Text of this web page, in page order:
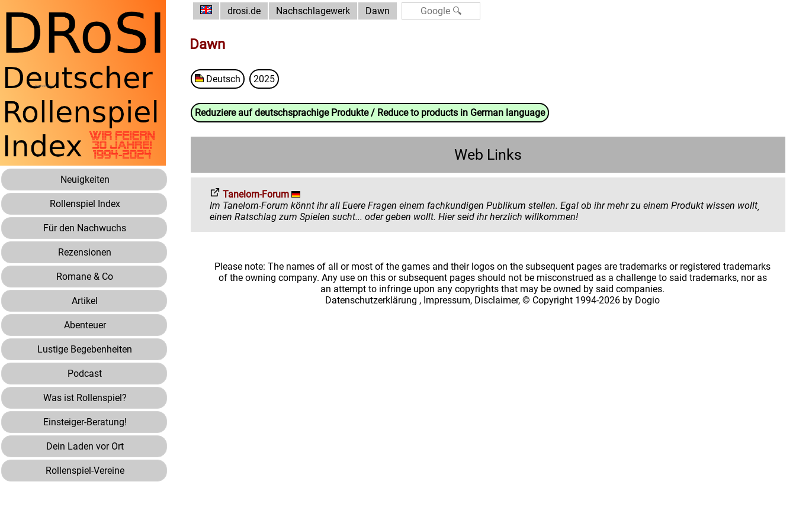
Neuigkeiten
Rollenspiel Index
Für den Nachwuchs
Rezensionen
Romane & Co
Artikel
Abenteuer
Lustige Begebenheiten
Podcast
Was ist Rollenspiel?
Einsteiger-Beratung!
Dein Laden vor Ort
Rollenspiel-Vereine
drosi.de Nachschlagewerk Dawn
Dawn
Deutsch 2025
Reduziere auf deutschsprachige Produkte / Reduce to products in German language
Web Links
Tanelorn-Forum
Im Tanelorn-Forum könnt ihr all Euere Fragen einem fachkundigen Publikum stellen. Egal ob ihr mehr zu einem Produkt wissen wollt¸
einen Ratschlag zum Spielen sucht... oder geben wollt. Hier seid ihr herzlich willkommen!
Please note: The names of all or most of the games and their logos on the subsequent pages are trademarks or registered trademarks
of the owning company. Any use on this or subsequent pages should not be misconstrued as a challenge to said trademarks, nor as
an attempt to infringe upon any copyrights that may be owned by said companies.
Datenschutzerklärung , Impressum, Disclaimer, © Copyright 1994-2026 by Dogio